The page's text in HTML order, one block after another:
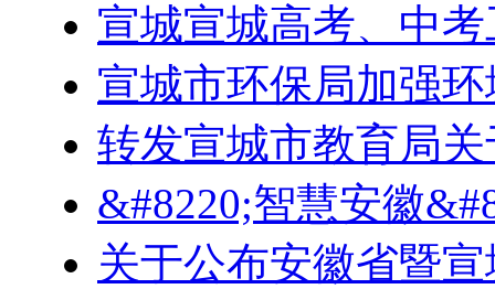
宣城宣城高考、中
宣城市环保局加强
转发宣城市教育局
&#8220;智慧安徽
关于公布安徽省暨